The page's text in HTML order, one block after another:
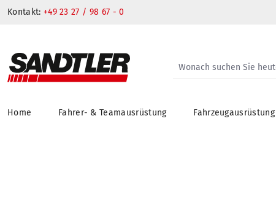
Kontakt: +49 23 27 / 98 67 - 0
Home Fahrer- & Teamausrüstung Fahrzeugausrüstung